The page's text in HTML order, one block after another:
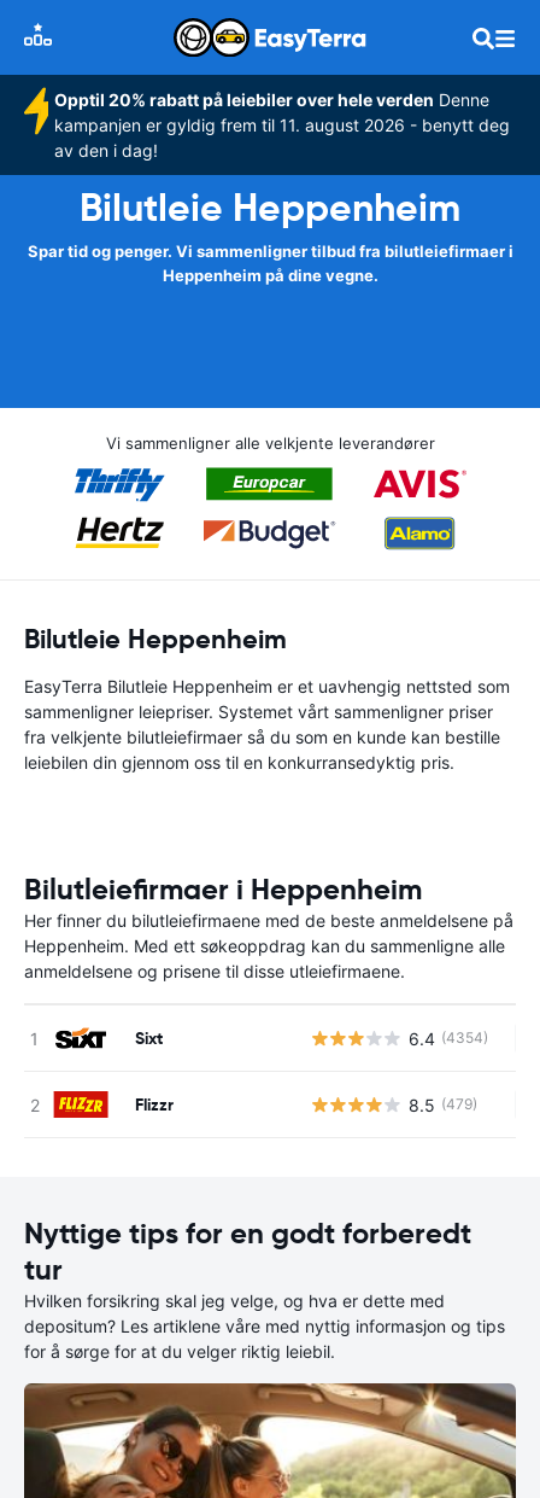
Opptil 20% rabatt på leiebiler over hele verden Denne
kampanjen er gyldig frem til 11. august 2026 - benytt deg
av den i dag!
Bilutleie Heppenheim
Spar tid og penger. Vi sammenligner tilbud fra bilutleiefirmaer i
Heppenheim på dine vegne.
Vi sammenligner alle velkjente leverandører
Bilutleie Heppenheim
EasyTerra Bilutleie Heppenheim er et uavhengig nettsted som
sammenligner leiepriser. Systemet vårt sammenligner priser
fra velkjente bilutleiefirmaer så du som en kunde kan bestille
leiebilen din gjennom oss til en konkurransedyktig pris.
Bilutleiefirmaer i Heppenheim
Her finner du bilutleiefirmaene med de beste anmeldelsene på
Heppenheim. Med ett søkeoppdrag kan du sammenligne alle
anmeldelsene og prisene til disse utleiefirmaene.
Sixt 6.4 (4354)
Flizzr 8.5 (479)
Nyttige tips for en godt forberedt
tur
Hvilken forsikring skal jeg velge, og hva er dette med
depositum? Les artiklene våre med nyttig informasjon og tips
for å sørge for at du velger riktig leiebil.